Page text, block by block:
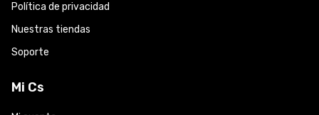
Política de privacidad
Nuestras tiendas
Soporte
Mi Cs